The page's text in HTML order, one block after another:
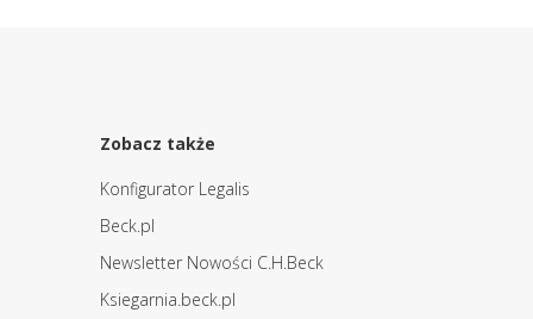
Zobacz także
Konfigurator Legalis
Beck.pl
Newsletter Nowości C.H.Beck
Ksiegarnia.beck.pl